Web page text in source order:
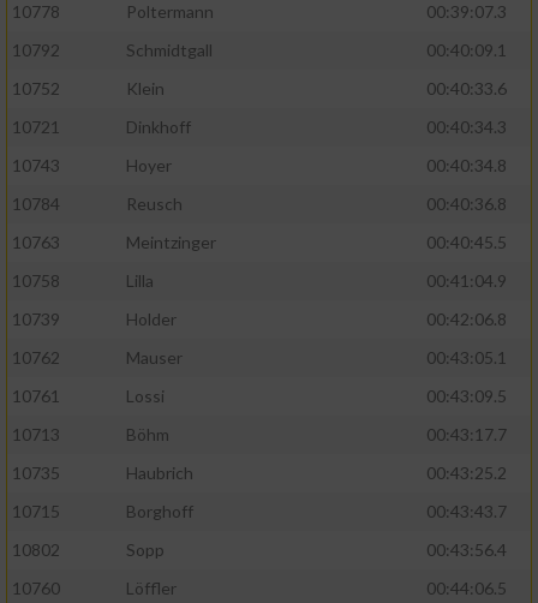
10778
Poltermann
00:39:07.3
10792
Schmidtgall
00:40:09.1
10752
Klein
00:40:33.6
10721
Dinkhoff
00:40:34.3
10743
Hoyer
00:40:34.8
10784
Reusch
00:40:36.8
10763
Meintzinger
00:40:45.5
10758
Lilla
00:41:04.9
10739
Holder
00:42:06.8
10762
Mauser
00:43:05.1
10761
Lossi
00:43:09.5
10713
Böhm
00:43:17.7
10735
Haubrich
00:43:25.2
10715
Borghoff
00:43:43.7
10802
Sopp
00:43:56.4
10760
Löffler 00:44:06.5